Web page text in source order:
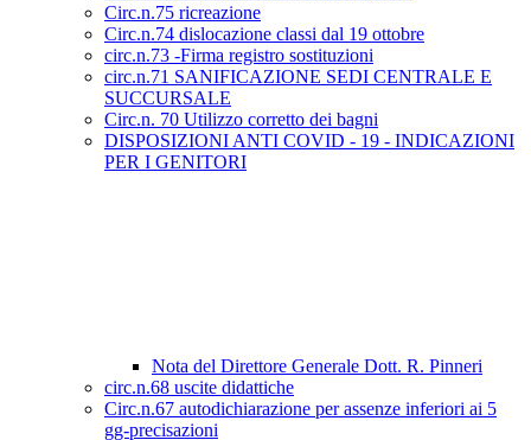
Circ.n.75 ricreazione
Circ.n.74 dislocazione classi dal 19 ottobre
circ.n.73 -Firma registro sostituzioni
circ.n.71 SANIFICAZIONE SEDI CENTRALE E
SUCCURSALE
Circ.n. 70 Utilizzo corretto dei bagni
DISPOSIZIONI ANTI COVID - 19 - INDICAZIONI
PER I GENITORI
Nota del Direttore Generale Dott. R. Pinneri
circ.n.68 uscite didattiche
Circ.n.67 autodichiarazione per assenze inferiori ai 5
gg-precisazioni